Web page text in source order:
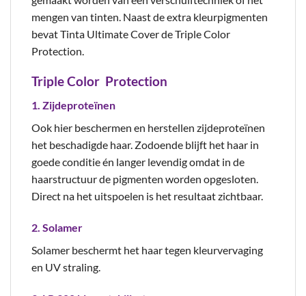
mengen van tinten. Naast de extra kleurpigmenten
bevat Tinta Ultimate Cover de Triple Color
Protection.
Triple Color Protection
1. Zijdeproteïnen
Ook hier beschermen en herstellen zijdeproteïnen
het beschadigde haar. Zodoende blijft het haar in
goede conditie én langer levendig omdat in de
haarstructuur de pigmenten worden opgesloten.
Direct na het uitspoelen is het resultaat zichtbaar.
2. Solamer
Solamer beschermt het haar tegen kleurvervaging
en UV straling.